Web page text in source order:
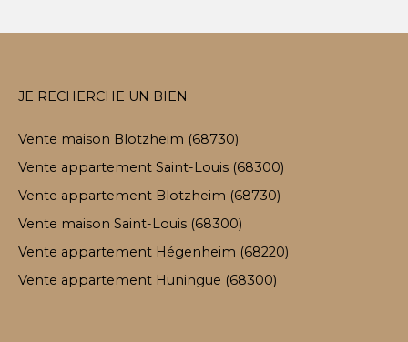
JE RECHERCHE UN BIEN
Vente maison Blotzheim (68730)
Vente appartement Saint-Louis (68300)
Vente appartement Blotzheim (68730)
Vente maison Saint-Louis (68300)
Vente appartement Hégenheim (68220)
Vente appartement Huningue (68300)